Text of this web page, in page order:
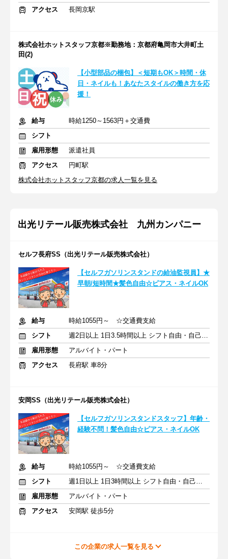
アクセス
長岡京駅
株式会社ホットスタッフ京都※勤務地：京都府亀岡市大井町土
田(2)
【小型部品の梱包】＜短期もOK＞時間・休
日・ネイルも！あなたスタイルの働き方を応
援！
給与
時給1250～1563円＋交通費
シフト
雇用形態
派遣社員
アクセス
円町駅
株式会社ホットスタッフ京都の求人一覧を見る
出光リテール販売株式会社 九州カンパニー
セルフ長府SS（出光リテール販売株式会社）
【セルフガソリンスタンドの給油監視員】★
早朝/短時間★髪色自由☆ピアス・ネイルOK
給与
時給1055円～ ☆交通費支給
シフト
週2日以上 1日3.5時間以上 シフト自由・自己申告
雇用形態
アルバイト・パート
アクセス
長府駅 車8分
安岡SS（出光リテール販売株式会社）
【セルフガソリンスタンドスタッフ】年齢・
経験不問！髪色自由☆ピアス・ネイルOK
給与
時給1055円～ ☆交通費支給
シフト
週1日以上 1日3時間以上 シフト自由・自己申告
雇用形態
アルバイト・パート
アクセス
安岡駅 徒歩5分
この企業の求人一覧を見る